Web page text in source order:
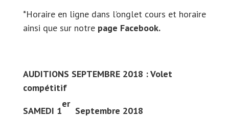
*Horaire en ligne dans l’onglet cours et horaire
ainsi que sur notre page Facebook.
AUDITIONS SEPTEMBRE 2018 : Volet
compétitif
SAMEDI 1
er
Septembre 2018